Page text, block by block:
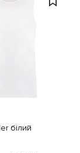
білий